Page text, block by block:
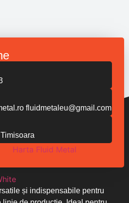
și indispensabile pentru
fluidmetaleu@gmail.com